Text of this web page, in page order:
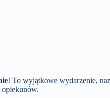
! To wyjątkowe wydarzenie,
opiekunów.